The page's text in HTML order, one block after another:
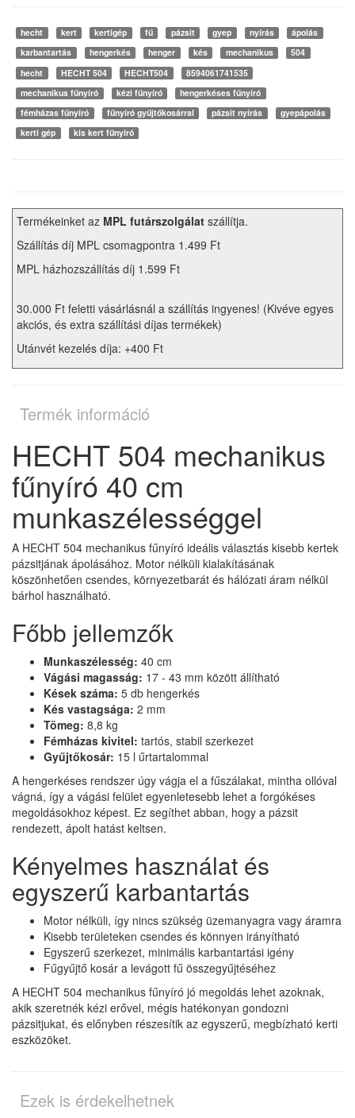
hecht kert kertigép fű pázsit gyep nyírás
ápolás
karbantartás
hengerkés henger kés mechanikus
504
hecht
HECHT 504 HECHT504
8594061741535
mechanikus fűnyíró
kézi fűnyíró
hengerkéses fűnyíró
fémházas fűnyíró
fűnyíró gyűjtőkosárral pázsit nyírás
gyepápolás
kerti gép
kis kert fűnyíró
Termékeinket az MPL futárszolgálat szállítja.
Szállítás díj MPL csomagpontra 1.499 Ft
MPL házhozszállítás díj 1.599 Ft
30.000 Ft feletti vásárlásnál a szállítás ingyenes! (Kivéve egyes
akciós, és extra szállítási díjas termékek)
Utánvét kezelés díja: +400 Ft
Termék információ
HECHT 504 mechanikus
fűnyíró 40 cm
munkaszélességgel
A HECHT 504 mechanikus fűnyíró ideális választás kisebb kertek
pázsitjának ápolásához. Motor nélküli kialakításának
köszönhetően csendes, környezetbarát és hálózati áram nélkül
bárhol használható.
Főbb jellemzők
Munkaszélesség: 40 cm
Vágási magasság: 17 - 43 mm között állítható
Kések száma: 5 db hengerkés
Kés vastagsága: 2 mm
Tömeg: 8,8 kg
Fémházas kivitel: tartós, stabil szerkezet
Gyűjtőkosár: 15 l űrtartalommal
A hengerkéses rendszer úgy vágja el a fűszálakat, mintha ollóval
vágná, így a vágási felület egyenletesebb lehet a forgókéses
megoldásokhoz képest. Ez segíthet abban, hogy a pázsit
rendezett, ápolt hatást keltsen.
Kényelmes használat és
egyszerű karbantartás
Motor nélküli, így nincs szükség üzemanyagra vagy áramra
Kisebb területeken csendes és könnyen irányítható
Egyszerű szerkezet, minimális karbantartási igény
Fűgyűjtő kosár a levágott fű összegyűjtéséhez
A HECHT 504 mechanikus fűnyíró jó megoldás lehet azoknak,
akik szeretnék kézi erővel, mégis hatékonyan gondozni
pázsitjukat, és előnyben részesítik az egyszerű, megbízható kerti
eszközöket.
Ezek is érdekelhetnek